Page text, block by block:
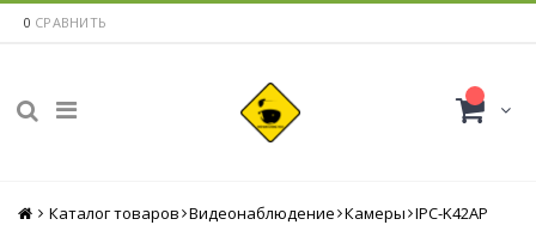
0 СРАВНИТЬ
Главная
Каталог товаров Видеонаблюдение Камеры IPC-K42AP